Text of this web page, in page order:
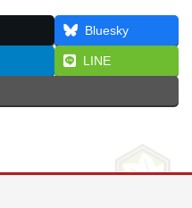
Bluesky
LINE